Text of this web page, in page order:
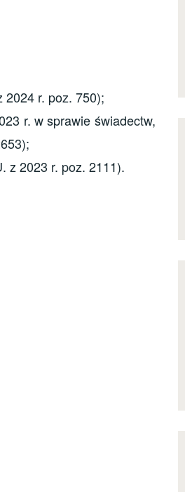
2024 r. poz. 750);
r. w sprawie świadectw,
z 2023 r. poz. 2111).